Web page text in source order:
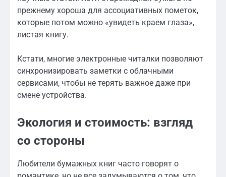
прежнему хороша для ассоциативных пометок,
которые потом можно «увидеть краем глаза»,
листая книгу.
Кстати, многие электронные читалки позволяют
синхронизировать заметки с облачными
сервисами, чтобы не терять важное даже при
смене устройства.
Экология и стоимость: взгляд
со стороны
Любители бумажных книг часто говорят о